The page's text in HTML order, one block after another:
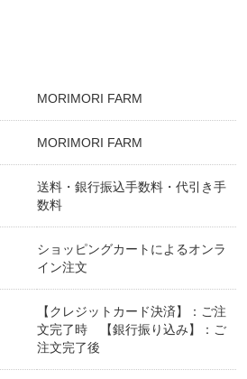
MORIMORI FARM
MORIMORI FARM
送料・銀行振込手数料・代引き手
数料
ショッピングカートによるオンラ
イン注文
【クレジットカード決済】：ご注
文完了時 【銀行振り込み】：ご
注文完了後